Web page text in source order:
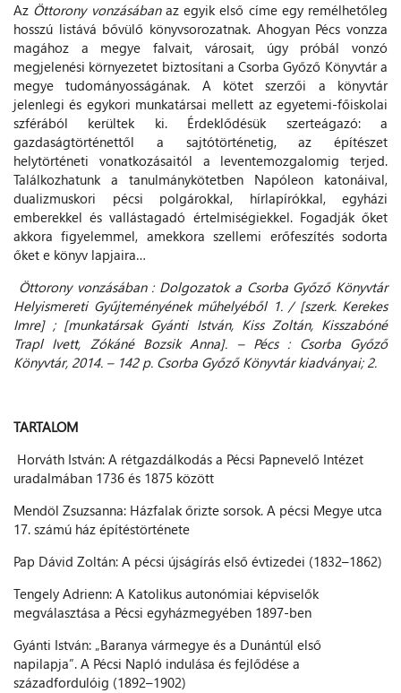
Az Öttorony vonzásábanaz egyik első címe egy remélhetőleg
hosszú listává bővülő könyvsorozatnak. Ahogyan Pécs vonzza
magához a megye falvait, városait, úgy próbál vonzó
megjelenési környezetet biztosítani a Csorba Győző Könyvtár a
megye tudományosságának. A kötet szerzői a könyvtár
jelenlegi és egykori munkatársai mellett az egyetemi-főiskolai
szférából kerültek ki. Érdeklődésük szerteágazó: a
gazdaságtörténettől a sajtótörténetig, az építészet
helytörténeti vonatkozásaitól a leventemozgalomig terjed.
Találkozhatunk a tanulmánykötetben Napóleon katonáival,
dualizmuskori pécsi polgárokkal, hírlapírókkal, egyházi
emberekkel és vallástagadó értelmiségiekkel. Fogadják őket
akkora figyelemmel, amekkora szellemi erőfeszítés sodorta
őket e könyv lapjaira…
Öttorony vonzásában : Dolgozatok a Csorba Győző Könyvtár
Helyismereti Gyűjteményének műhelyéből 1. / [szerk. Kerekes
Imre] ; [munkatársak Gyánti István, Kiss Zoltán, Kisszabóné
Trapl Ivett, Zókáné Bozsik Anna]. – Pécs : Csorba Győző
Könyvtár, 2014. – 142 p. Csorba Győző Könyvtár kiadványai; 2.
TARTALOM
Horváth István: A rétgazdálkodás a Pécsi Papnevelő Intézet
uradalmában 1736 és 1875 között
Mendöl Zsuzsanna: Házfalak őrizte sorsok. A pécsi Megye utca
17. számú ház építéstörténete
Pap Dávid Zoltán: A pécsi újságírás első évtizedei (1832–1862)
Tengely Adrienn: A Katolikus autonómiai képviselők
megválasztása a Pécsi egyházmegyében 1897-ben
Gyánti István: „Baranya vármegye és a Dunántúl első
napilapja”. A Pécsi Napló indulása és fejlődése a
századfordulóig (1892–1902)